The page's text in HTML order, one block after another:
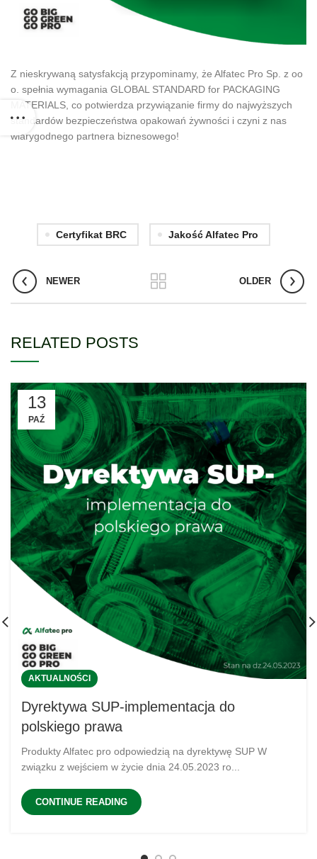
Z nieskrywaną satysfakcją przypominamy, że Alfatec Pro Sp. z oo
o. spełnia wymagania GLOBAL STANDARD for PACKAGING
MATERIALS, co potwierdza przywiązanie firmy do najwyższych
standardów bezpieczeństwa opakowań żywności i czyni z nas
wiarygodnego partnera biznesowego!
Certyfikat BRC Jakość Alfatec Pro
NEWER OLDER
RELATED POSTS
13
PAŹ
AKTUALNOŚCI
Dyrektywa SUP-implementacja do
polskiego prawa
Produkty Alfatec pro odpowiedzią na dyrektywę SUP W
związku z wejściem w życie dnia 24.05.2023 ro...
CONTINUE READING